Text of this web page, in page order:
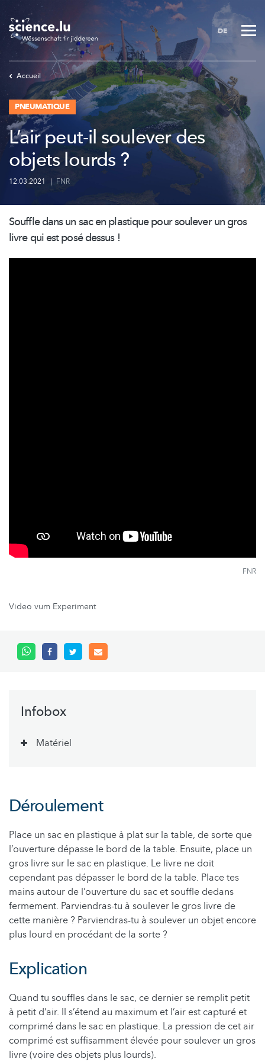
to
main
content
DE
Accueil
PNEUMATIQUE
L’air peut-il soulever des
objets lourds ?
12.03.2021 | FNR
Souffle dans un sac en plastique pour soulever un gros
livre qui est posé dessus !
FNR
Video vum Experiment
Infobox
Matériel
Déroulement
Place un sac en plastique à plat sur la table, de sorte que
l’ouverture dépasse le bord de la table. Ensuite, place un
gros livre sur le sac en plastique. Le livre ne doit
cependant pas dépasser le bord de la table. Place tes
mains autour de l’ouverture du sac et souffle dedans
fermement. Parviendras-tu à soulever le gros livre de
cette manière ? Parviendras-tu à soulever un objet encore
plus lourd en procédant de la sorte ?
Explication
Quand tu souffles dans le sac, ce dernier se remplit petit
à petit d’air. Il s’étend au maximum et l’air est capturé et
comprimé dans le sac en plastique. La pression de cet air
comprimé est suffisamment élevée pour soulever un gros
livre (voire des objets plus lourds).